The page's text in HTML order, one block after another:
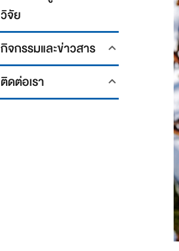
วิจัย
กิจกรรมและข่าวสาร
ติดต่อเรา